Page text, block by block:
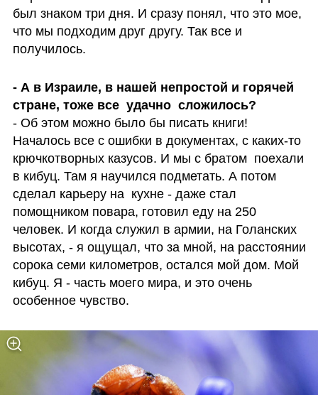
был знаком три дня. И сразу понял, что это мое,
что мы подходим друг другу. Так все и
получилось.
- А в Израиле, в нашей непростой и горячей
- Об этом можно было бы писать книги!
Началось все с ошибки в документах, с каких-то
крючкотворных казусов. И мы с братом  поехали
в кибуц. Там я научился подметать. А потом
сделал карьеру на  кухне - даже стал
помощником повара, готовил еду на 250
человек. И когда служил в армии, на Голанских
высотах, - я ощущал, что за мной, на расстоянии
сорока семи километров, остался мой дом. Мой
кибуц. Я - часть моего мира, и это очень
особенное чувство.